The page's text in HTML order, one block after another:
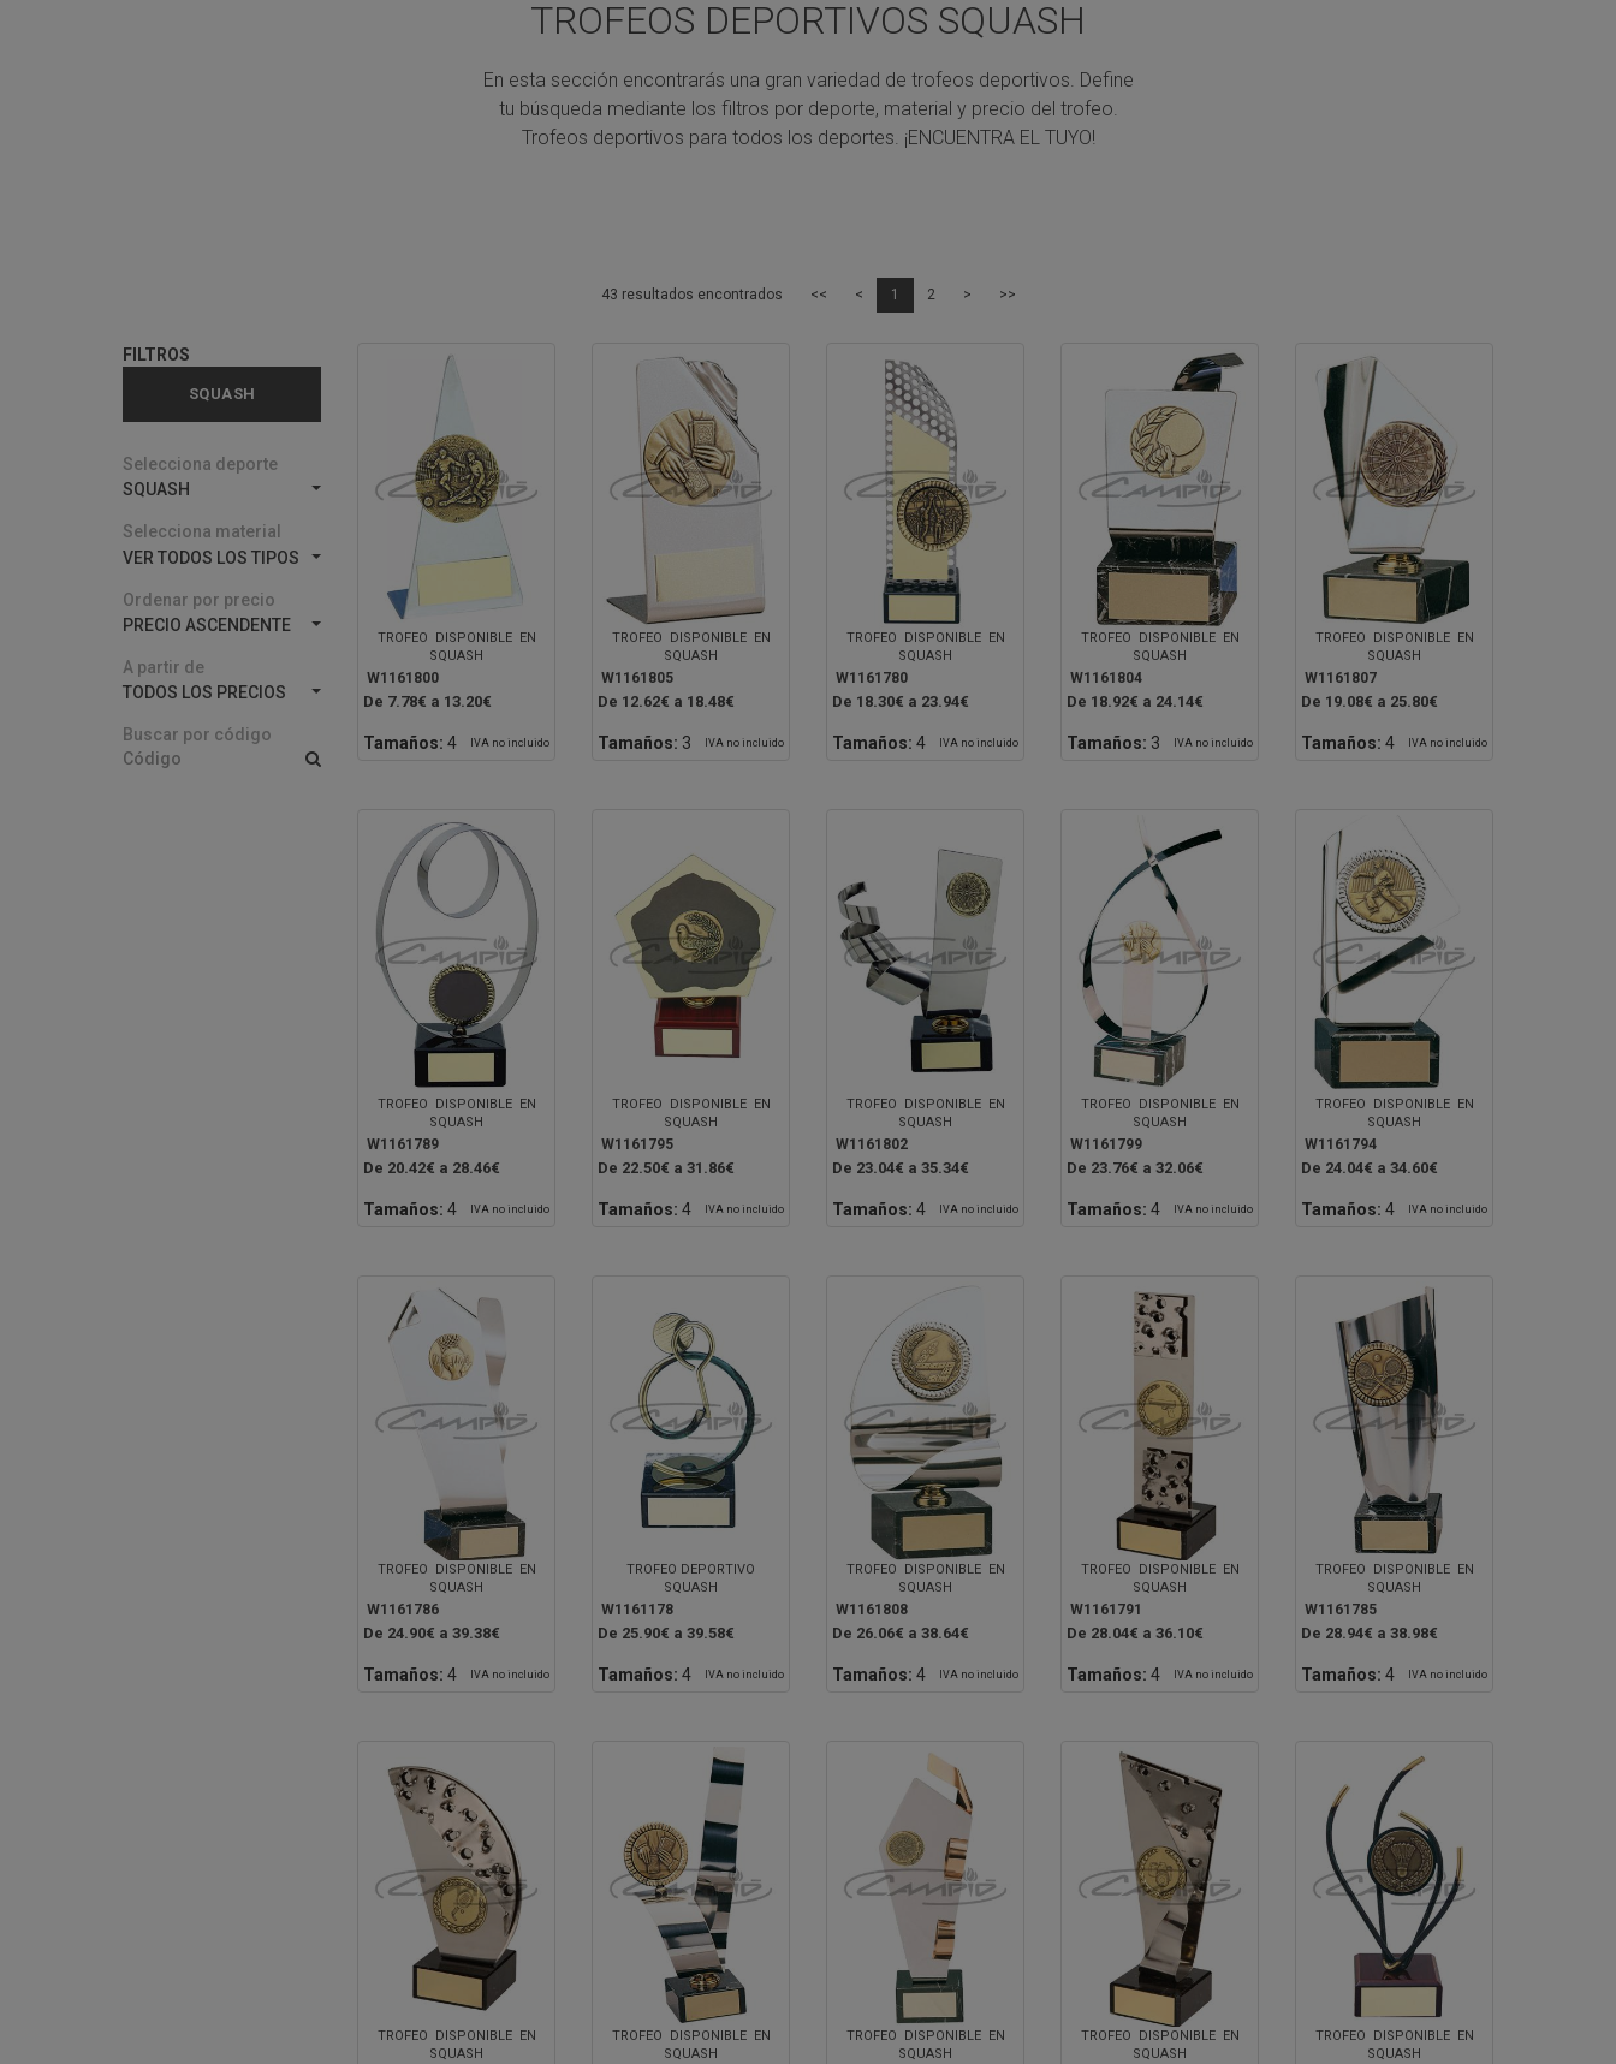
TROFEOS DEPORTIVOS SQUASH
En esta sección encontrarás una gran variedad de trofeos deportivos. Define
tu búsqueda mediante los filtros por deporte, material y precio del trofeo.
Trofeos deportivos para todos los deportes. ¡ENCUENTRA EL TUYO!
43 resultados encontrados << < 1 2 > >>
FILTROS
SQUASH
Selecciona deporte
SQUASH
Selecciona material
VER TODOS LOS TIPOS
Ordenar por precio
PRECIO ASCENDENTE
A partir de
TODOS LOS PRECIOS
Buscar por código
TROFEO DISPONIBLE EN
SQUASH
W1161800
De 7.78€ a 13.20€
Tamaños: 4 IVA no incluido
TROFEO DISPONIBLE EN
SQUASH
W1161805
De 12.62€ a 18.48€
Tamaños: 3 IVA no incluido
TROFEO DISPONIBLE EN
SQUASH
W1161780
De 18.30€ a 23.94€
Tamaños: 4 IVA no incluido
TROFEO DISPONIBLE EN
SQUASH
W1161804
De 18.92€ a 24.14€
Tamaños: 3 IVA no incluido
TROFEO DISPONIBLE EN
SQUASH
W1161807
De 19.08€ a 25.80€
Tamaños: 4 IVA no incluido
TROFEO DISPONIBLE EN
SQUASH
W1161789
De 20.42€ a 28.46€
Tamaños: 4 IVA no incluido
TROFEO DISPONIBLE EN
SQUASH
W1161795
De 22.50€ a 31.86€
Tamaños: 4 IVA no incluido
TROFEO DISPONIBLE EN
SQUASH
W1161802
De 23.04€ a 35.34€
Tamaños: 4 IVA no incluido
TROFEO DISPONIBLE EN
SQUASH
W1161799
De 23.76€ a 32.06€
Tamaños: 4 IVA no incluido
TROFEO DISPONIBLE EN
SQUASH
W1161794
De 24.04€ a 34.60€
Tamaños: 4 IVA no incluido
TROFEO DISPONIBLE EN
SQUASH
W1161786
De 24.90€ a 39.38€
Tamaños: 4 IVA no incluido
TROFEO DEPORTIVO
SQUASH
W1161178
De 25.90€ a 39.58€
Tamaños: 4 IVA no incluido
TROFEO DISPONIBLE EN
SQUASH
W1161808
De 26.06€ a 38.64€
Tamaños: 4 IVA no incluido
TROFEO DISPONIBLE EN
SQUASH
W1161791
De 28.04€ a 36.10€
Tamaños: 4 IVA no incluido
TROFEO DISPONIBLE EN
SQUASH
W1161785
De 28.94€ a 38.98€
Tamaños: 4 IVA no incluido
TROFEO DISPONIBLE EN
SQUASH
TROFEO DISPONIBLE EN
SQUASH
TROFEO DISPONIBLE EN
SQUASH
TROFEO DISPONIBLE EN
SQUASH
TROFEO DISPONIBLE EN
SQUASH